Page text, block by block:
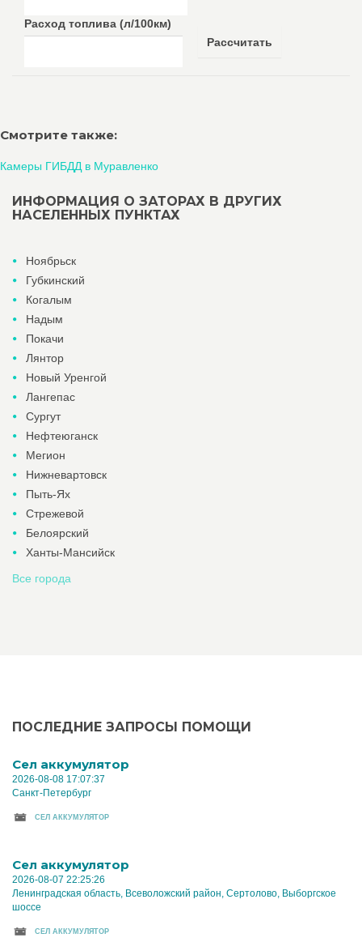
Расход топлива (л/100км)
Рассчитать
Смотрите также:
Камеры ГИБДД в Муравленко
ИНФОРМАЦИЯ О ЗАТОРАХ В ДРУГИХ
НАСЕЛЕННЫХ ПУНКТАХ
Ноябрьск
Губкинский
Когалым
Надым
Покачи
Лянтор
Новый Уренгой
Лангепас
Сургут
Нефтеюганск
Мегион
Нижневартовск
Пыть-Ях
Стрежевой
Белоярский
Ханты-Мансийск
Все города
ПОСЛЕДНИЕ ЗАПРОСЫ ПОМОЩИ
Cел аккумулятор
2026-08-08 17:07:37
Санкт-Петербург
CЕЛ АККУМУЛЯТОР
Cел аккумулятор
2026-08-07 22:25:26
Ленинградская область, Всеволожский район, Сертолово, Выборгское
шоссе
CЕЛ АККУМУЛЯТОР